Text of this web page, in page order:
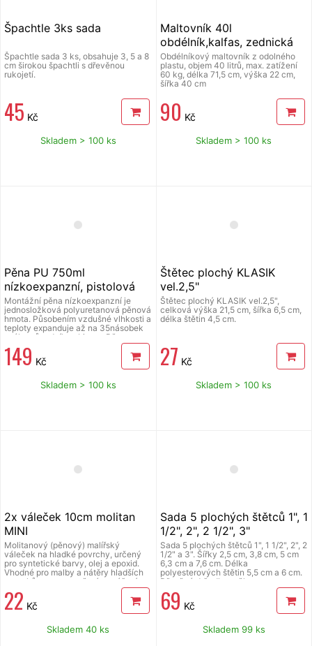
Špachtle 3ks sada
Špachtle sada 3 ks, obsahuje 3, 5 a 8
cm širokou špachtli s dřevěnou
rukojetí.
45 Kč
Skladem > 100 ks
Maltovník 40l
obdélník,kalfas, zednická
nádoba, ReCycled, PE/PP
Obdélníkový maltovník z odolného
plastu, objem 40 litrů, max. zatížení
60 kg, délka 71,5 cm, výška 22 cm,
šířka 40 cm
90 Kč
Skladem > 100 ks
Pěna PU 750ml
nízkoexpanzní, pistolová
Mastersil
Montážní pěna nízkoexpanzní je
jednosložková polyuretanová pěnová
hmota. Působením vzdušné vlhkosti a
teploty expanduje až na 35násobek
svého původního objemu. Pěna
odolává plísním, vodě, neodolává UV
záření, dá se přetírat.Montážní pěna
nízkoexpanzní je vhodná pro vnitřní i
těsnění dveřních a okenních rámů,
lepení parapetů, opravy zdiva, omítky
149 Kč
Skladem > 100 ks
Štětec plochý KLASIK
vel.2,5"
Štětec plochý KLASIK vel.2,5",
celková výška 21,5 cm, šířka 6,5 cm,
délka štětin 4,5 cm.
27 Kč
Skladem > 100 ks
2x váleček 10cm molitan
MINI
Molitanový (pěnový) malířský
váleček na hladké povrchy, určený
pro syntetické barvy, olej a epoxid.
Vhodné pro malby a nátěry hladších
povrchů pro rovnoměrné nanášení
barvy. Šířka 10 cm, výška molitanu
3,5 cm, půměr rukojeti 6 mm, balení
2ks.
22 Kč
Skladem 40 ks
Sada 5 plochých štětců 1", 1
1/2", 2", 2 1/2", 3"
Sada 5 plochých štětců 1", 1 1/2", 2", 2
1/2" a 3". Šířky 2,5 cm, 3,8 cm, 5 cm
6,3 cm a 7,6 cm. Délka
polyesterových štětin 5,5 cm a 6 cm.
Dřevěné držadlo s očkem pro
zavěšení.
69 Kč
Skladem 99 ks